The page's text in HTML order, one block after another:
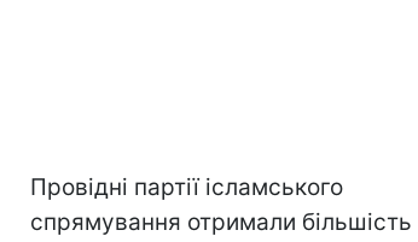
Провідні партії ісламського
спрямування отримали більшість